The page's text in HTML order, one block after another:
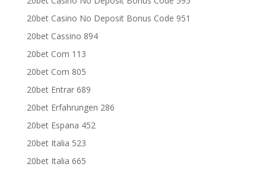
20bet Casino No Deposit Bonus Code 951
20bet Cassino 894
20bet Com 113
20bet Com 805
20bet Entrar 689
20bet Erfahrungen 286
20bet Espana 452
20bet Italia 523
20bet Italia 665